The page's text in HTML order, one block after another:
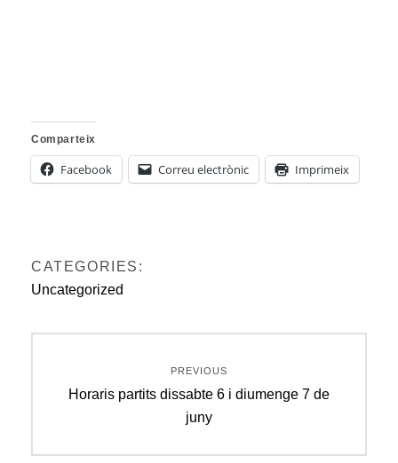
Comparteix
Facebook Correu electrònic Imprimeix
CATEGORIES:
Uncategorized
d'entrades
PREVIOUS
Previous
Horaris partits dissabte 6 i diumenge 7 de
juny